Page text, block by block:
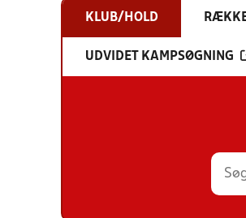
KLUB/HOLD
UDVIDET KAMPSØGNING